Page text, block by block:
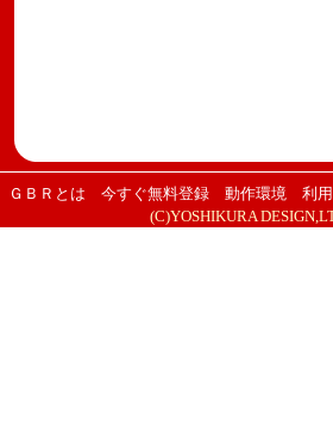
ＧＢＲとは 今すぐ無料登録 動作環境
利
(C)YOSHIKURA